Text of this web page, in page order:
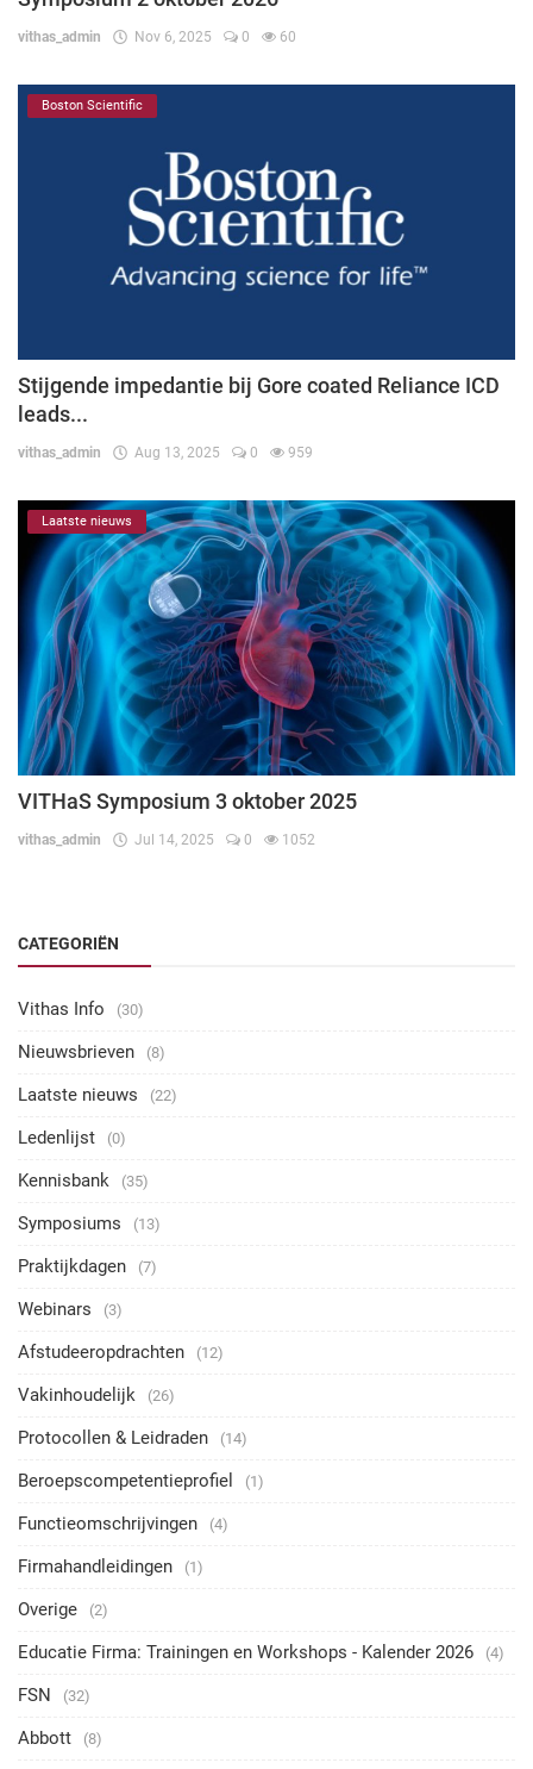
vithas_admin Nov 6, 2025 0 60
Boston Scientific
Stijgende impedantie bij Gore coated Reliance ICD
leads...
vithas_admin Aug 13, 2025 0 959
Laatste nieuws
VITHaS Symposium 3 oktober 2025
vithas_admin Jul 14, 2025 0 1052
CATEGORIËN
Vithas Info (30)
Nieuwsbrieven (8)
Laatste nieuws (22)
Ledenlijst (0)
Kennisbank (35)
Symposiums (13)
Praktijkdagen (7)
Webinars (3)
Afstudeeropdrachten (12)
Vakinhoudelijk (26)
Protocollen & Leidraden (14)
Beroepscompetentieprofiel (1)
Functieomschrijvingen (4)
Firmahandleidingen (1)
Overige (2)
Educatie Firma: Trainingen en Workshops - Kalender 2026 (4)
FSN (32)
Abbott (8)